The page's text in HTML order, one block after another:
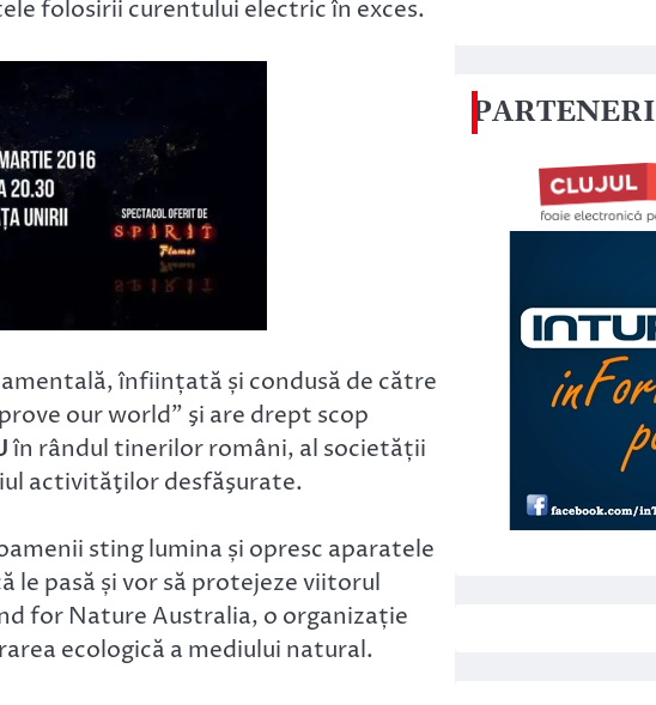
folosirii curentului electric în exces.
înființată și condusă de către
our world” şi are drept scop
în rândul tinerilor români, al societății
activităţilor desfăşurate.
sting lumina și opresc aparatele
le pasă și vor să protejeze viitorul
for Nature Australia, o organizație
ecologică a mediului natural.
PARTENERI